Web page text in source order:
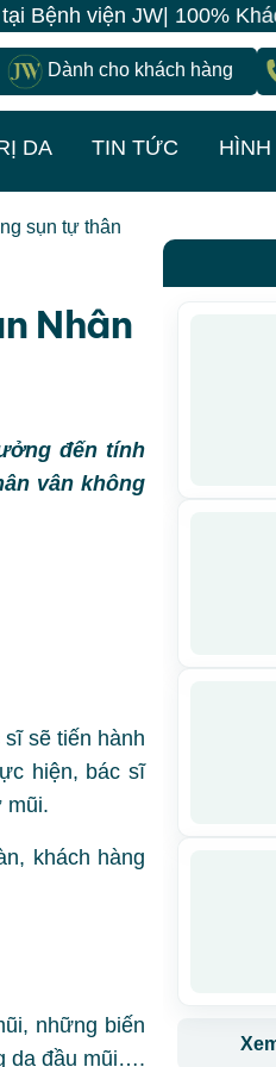
100% Khách đến là có
Dành cho khách hàng
DA TIN TỨC
sụn tự thân
Nhân
đến tính
vân không
sẽ tiến hành
hiện, bác sĩ
mũi.
khách hàng
những biến
da đầu mũi….